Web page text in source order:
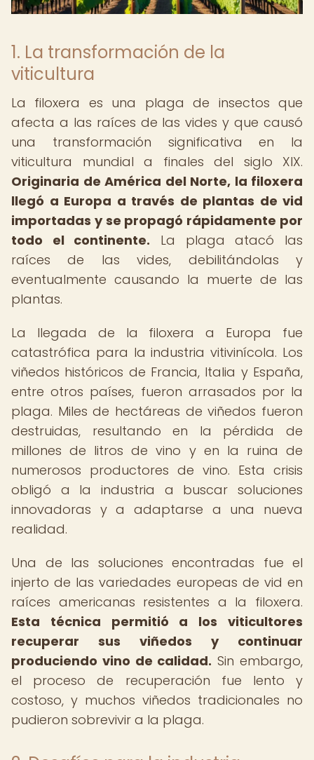
1. La transformación de la
viticultura
La filoxera es una plaga de insectos que
afecta a las raíces de las vides y que causó
una transformación significativa en la
viticultura mundial a finales del siglo XIX.
Originaria de América del Norte, la filoxera
llegó a Europa a través de plantas de vid
importadas y se propagó rápidamente por
todo el continente. La plaga atacó las
raíces de las vides, debilitándolas y
eventualmente causando la muerte de las
plantas.
La llegada de la filoxera a Europa fue
catastrófica para la industria vitivinícola. Los
viñedos históricos de Francia, Italia y España,
entre otros países, fueron arrasados por la
plaga. Miles de hectáreas de viñedos fueron
destruidas, resultando en la pérdida de
millones de litros de vino y en la ruina de
numerosos productores de vino. Esta crisis
obligó a la industria a buscar soluciones
innovadoras y a adaptarse a una nueva
realidad.
Una de las soluciones encontradas fue el
injerto de las variedades europeas de vid en
raíces americanas resistentes a la filoxera.
Esta técnica permitió a los viticultores
recuperar sus viñedos y continuar
produciendo vino de calidad. Sin embargo,
el proceso de recuperación fue lento y
costoso, y muchos viñedos tradicionales no
pudieron sobrevivir a la plaga.